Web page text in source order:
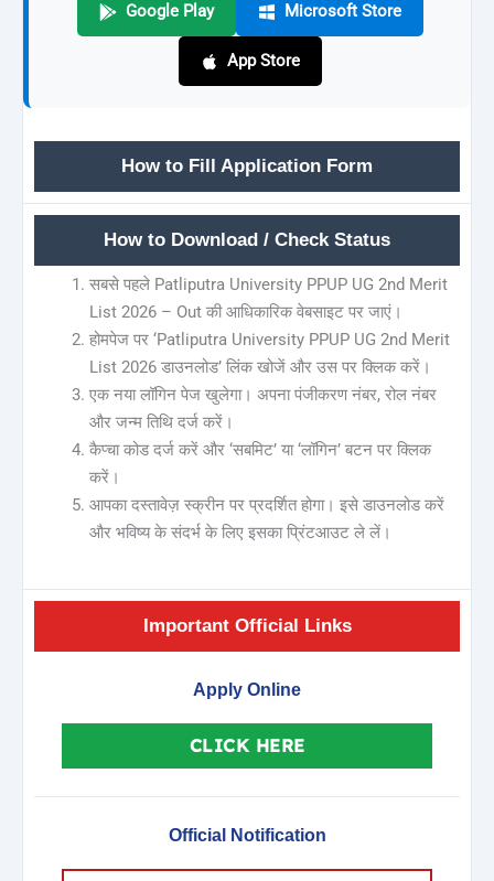
Google Play Microsoft Store
App Store
How to Fill Application Form
How to Download / Check Status
सबसे पहले Patliputra University PPUP UG 2nd Merit
List 2026 – Out की आधिकारिक वेबसाइट पर जाएं।
होमपेज पर ‘Patliputra University PPUP UG 2nd Merit
List 2026 डाउनलोड’ लिंक खोजें और उस पर क्लिक करें।
एक नया लॉगिन पेज खुलेगा। अपना पंजीकरण नंबर, रोल नंबर
और जन्म तिथि दर्ज करें।
कैप्चा कोड दर्ज करें और ‘सबमिट’ या ‘लॉगिन’ बटन पर क्लिक
करें।
आपका दस्तावेज़ स्क्रीन पर प्रदर्शित होगा। इसे डाउनलोड करें
और भविष्य के संदर्भ के लिए इसका प्रिंटआउट ले लें।
Important Official Links
Apply Online
CLICK HERE
Official Notification